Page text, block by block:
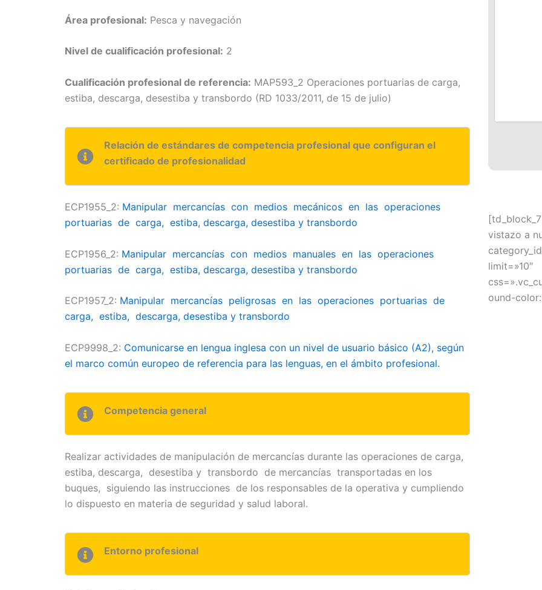
Área profesional: Pesca y navegación
Nivel de cualificación profesional: 2
Cualificación profesional de referencia: MAP593_2 Operaciones portuarias de carga,
estiba, descarga, desestiba y transbordo (RD 1033/2011, de 15 de julio)
Relación de estándares de competencia profesional que configuran el
certificado de profesionalidad
ECP1955_2: Manipular mercancías con medios mecánicos en las operaciones
portuarias de carga, estiba, descarga, desestiba y transbordo
ECP1956_2: Manipular mercancías con medios manuales en las operaciones
portuarias de carga, estiba, descarga, desestiba y transbordo
ECP1957_2: Manipular mercancías peligrosas en las operaciones portuarias de
carga, estiba, descarga, desestiba y transbordo
ECP9998_2: Comunicarse en lengua inglesa con un nivel de usuario básico (A2), según
el marco común europeo de referencia para las lenguas, en el ámbito profesional.
Competencia general
Realizar actividades de manipulación de mercancías durante las operaciones de carga,
estiba, descarga, desestiba y transbordo de mercancías transportadas en los
buques, siguiendo las instrucciones de los responsables de la operativa y cumpliendo
lo dispuesto en materia de seguridad y salud laboral.
Entorno profesional
vistazo a
limit=»10″
ound-